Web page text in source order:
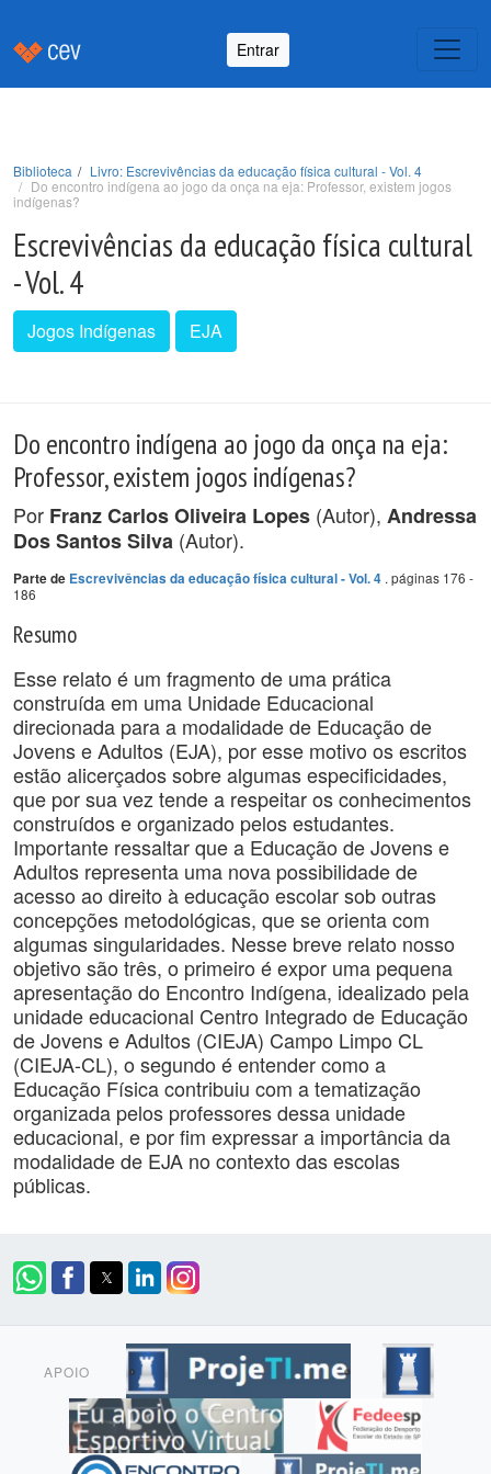
Entrar
Biblioteca
Livro: Escrevivências da educação física cultural - Vol. 4
Do encontro indígena ao jogo da onça na eja: Professor, existem jogos
indígenas?
Escrevivências da educação física cultural
- Vol. 4
Jogos Indígenas EJA
Do encontro indígena ao jogo da onça na eja:
Professor, existem jogos indígenas?
Por Franz Carlos Oliveira Lopes (Autor), Andressa
Dos Santos Silva (Autor).
Parte de Escrevivências da educação física cultural - Vol. 4 . páginas 176 -
186
Resumo
Esse relato é um fragmento de uma prática
construída em uma Unidade Educacional
direcionada para a modalidade de Educação de
Jovens e Adultos (EJA), por esse motivo os escritos
estão alicerçados sobre algumas especificidades,
que por sua vez tende a respeitar os conhecimentos
construídos e organizado pelos estudantes.
Importante ressaltar que a Educação de Jovens e
Adultos representa uma nova possibilidade de
acesso ao direito à educação escolar sob outras
concepções metodológicas, que se orienta com
algumas singularidades. Nesse breve relato nosso
objetivo são três, o primeiro é expor uma pequena
apresentação do Encontro Indígena, idealizado pela
unidade educacional Centro Integrado de Educação
de Jovens e Adultos (CIEJA) Campo Limpo CL
(CIEJA-CL), o segundo é entender como a
Educação Física contribuiu com a tematização
organizada pelos professores dessa unidade
educacional, e por fim expressar a importância da
modalidade de EJA no contexto das escolas
públicas.
APOIO